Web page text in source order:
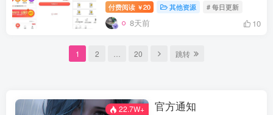
付费阅读 ￥20 其他资源 # 每日更新
8天前 10
1 2 20 跳转
22.7W+ 官方通知